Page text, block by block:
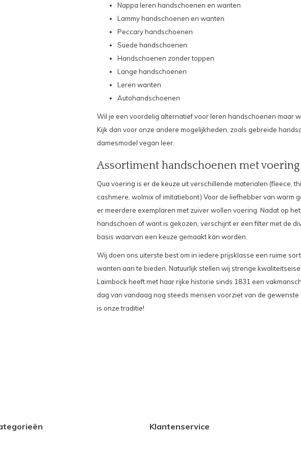
Nappa leren handschoenen en wanten
Lammy handschoenen en wanten
Peccary handschoenen
Suede handschoenen
Handschoenen zonder toppen
Lange handschoenen
Leren wanten
Autohandschoenen
Wil je een voordelig alternatief voor leren handschoenen maar
Kijk dan voor onze andere mogelijkheden, zoals gebreide
damesmodel vegan leer.
Assortiment handschoenen met voering
Qua voering is er de keuze uit verschillende materialen (fleece,
cashmere, wolmix ofimitatiebont) Voor de liefhebber van warm
er meerdere exemplaren met zuiver wollen voering. Nadat op
handschoen of want is gekozen, verschijnt er eenfilter met de
basis waarvan een keuze gemaakt kan worden.
Wij doen ons uiterste best om in iedere prijsklasse een ruime
wanten aan te bieden. Natuurlijk stellen wij strenge
Laimbock heeft met haar rijke historie sinds 1831 een
dag van vandaag nog steeds mensen voorziet van de
is onze traditie!
Klantenservice